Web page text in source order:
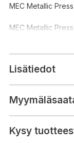
MEC Metallic
MEC Metallic
Lisätiedot
Kysy